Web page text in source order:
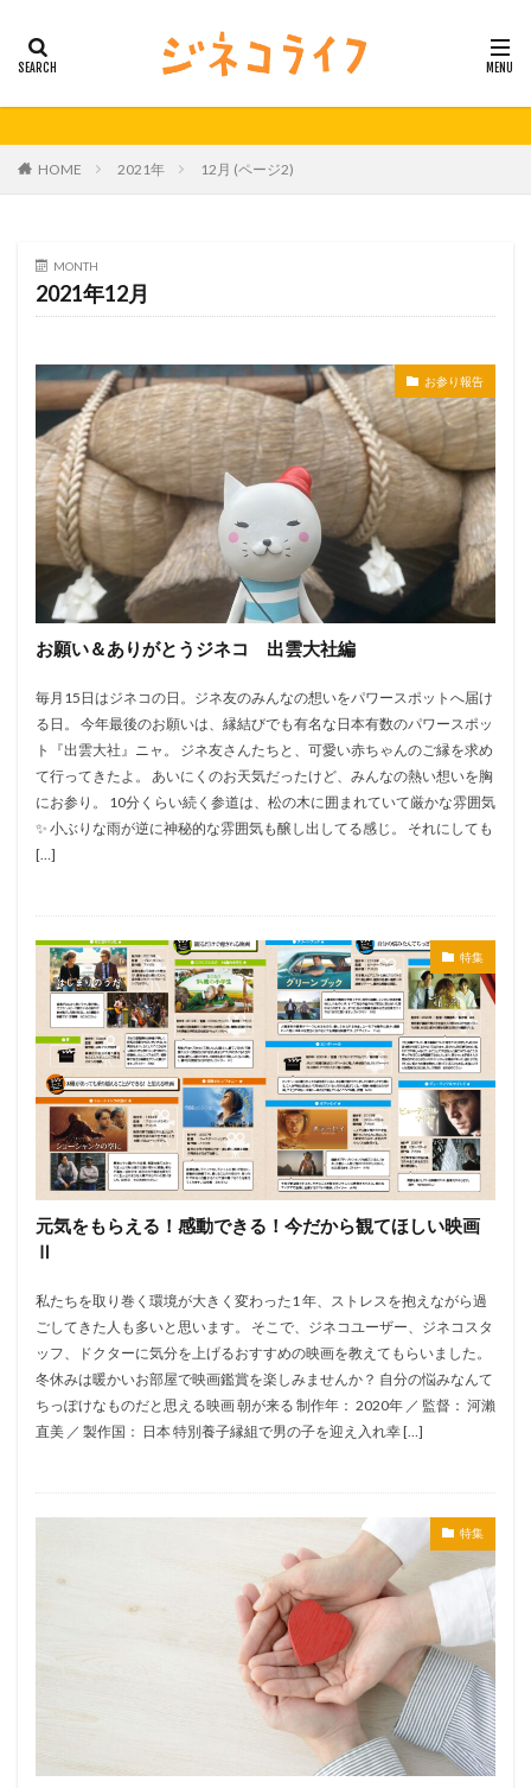
HOME 2021年 12月 (ページ2)
MONTH
2021年12月
お参り報告
お願い＆ありがとうジネコ 出雲大社編
毎月15日はジネコの日。ジネ友のみんなの想いをパワースポットへ届け
る日。 今年最後のお願いは、縁結びでも有名な日本有数のパワースポッ
ト『出雲大社』ニャ。 ジネ友さんたちと、可愛い赤ちゃんのご縁を求め
て行ってきたよ。 あいにくのお天気だったけど、みんなの熱い想いを胸
にお参り。 10分くらい続く参道は、松の木に囲まれていて厳かな雰囲気
✨ 小ぶりな雨が逆に神秘的な雰囲気も醸し出してる感じ。 それにしても
[…]
特集
元気をもらえる！感動できる！今だから観てほしい映画
Ⅱ
私たちを取り巻く環境が大きく変わった1 年、ストレスを抱えながら過
ごしてきた人も多いと思います。 そこで、ジネコユーザー、ジネコスタ
ッフ、ドクターに気分を上げるおすすめの映画を教えてもらいました。
冬休みは暖かいお部屋で映画鑑賞を楽しみませんか？ 自分の悩みなんて
ちっぽけなものだと思える映画 朝が来る 制作年： 2020年 ／ 監督： 河瀨
直美 ／ 製作国： 日本 特別養子縁組で男の子を迎え入れ幸 […]
特集
男性不妊